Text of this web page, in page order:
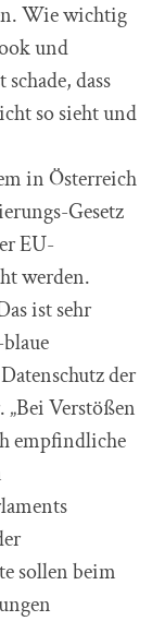
Wie wichtig
und
dass
so sieht und
in Österreich
Gesetz
EU-
werden.
ist sehr
der
Verstößen
empfindliche
sollen beim